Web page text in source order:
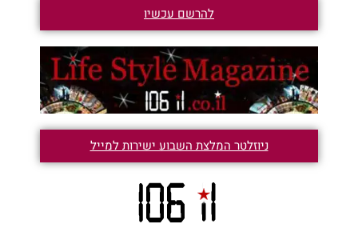
להרשם עכשיו
ניוזלטר המלצת השבוע ישירות למייל